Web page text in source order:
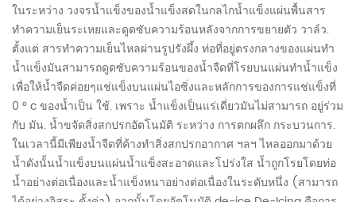
ในระหว่าง วงจรน้ำแข็งของน้ำแข็งสดในกลไกน้ำแข็งแผ่นพื้นสาร
ทำความเย็นระเหยและดูดซับความร้อนหลังจากการขยายตัว วาล์ว.
ตั้งแต่ สารทำความเย็นไหลผ่านรูปรังผึ้ง ท่อที่อยู่ตรงกลางของแผ่นทำ
น้ำแข็งมันสามารถดูดซับความร้อนของน้ำจืดที่โรยบนแผ่นทำน้ำแข็ง
เพื่อให้น้ำจืดค่อยๆแช่แข็งบนแผ่นไอซิ่งและหลักการของการแช่แข็งที่
0 ° c ของน้ำเป็น ใช้. เพราะ น้ำแข็งเป็นแร่เดี่ยวมันไม่สามารถ อยู่ร่วม
กับ มัน. น้ำขจัดสิ่งสกปรกอัตโนมัติ ระหว่าง การตกผลึก กระบวนการ.
ในเวลานี้มีเพียงน้ำจืดที่ค้างทำสิ่งสกปรกอากาศ ฯลฯ ไหลออกมาด้วย
น้ำดังนั้นน้ำแข็งบนแผ่นน้ำแข็งสะอาดและโปร่งใส น้ำถูกโรยโดยท่อ
น้ำอย่างต่อเนื่องและน้ำแข็งหนาอย่างต่อเนื่องในระดับหนึ่ง (สามารถ